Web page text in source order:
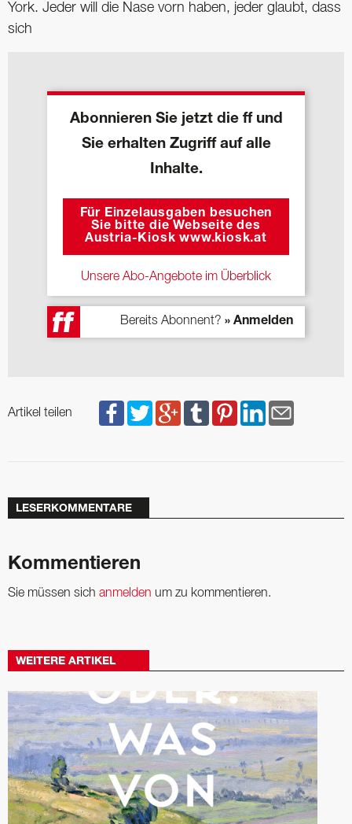
York. Jeder will die Nase vorn haben, jeder glaubt, dass
sich
Abonnieren Sie jetzt die ff und
Sie erhalten Zugriff auf alle
Inhalte.
Für Einzelausgaben besuchen
Sie bitte die Webseite des
Austria-Kiosk www.kiosk.at
Unsere Abo-Angebote im Überblick
Bereits Abonnent? » Anmelden
Artikel teilen
LESERKOMMENTARE
Kommentieren
Sie müssen sich anmelden um zu kommentieren.
WEITERE ARTIKEL